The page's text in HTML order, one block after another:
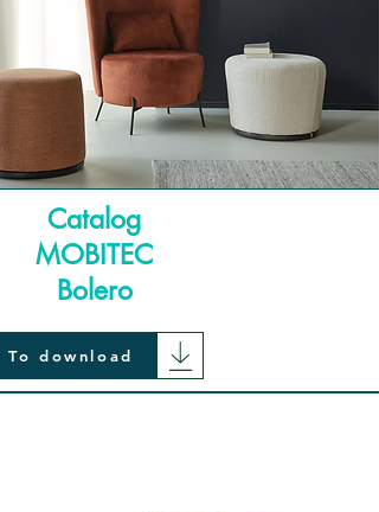
Catalog
MOBITEC
Bolero
To download